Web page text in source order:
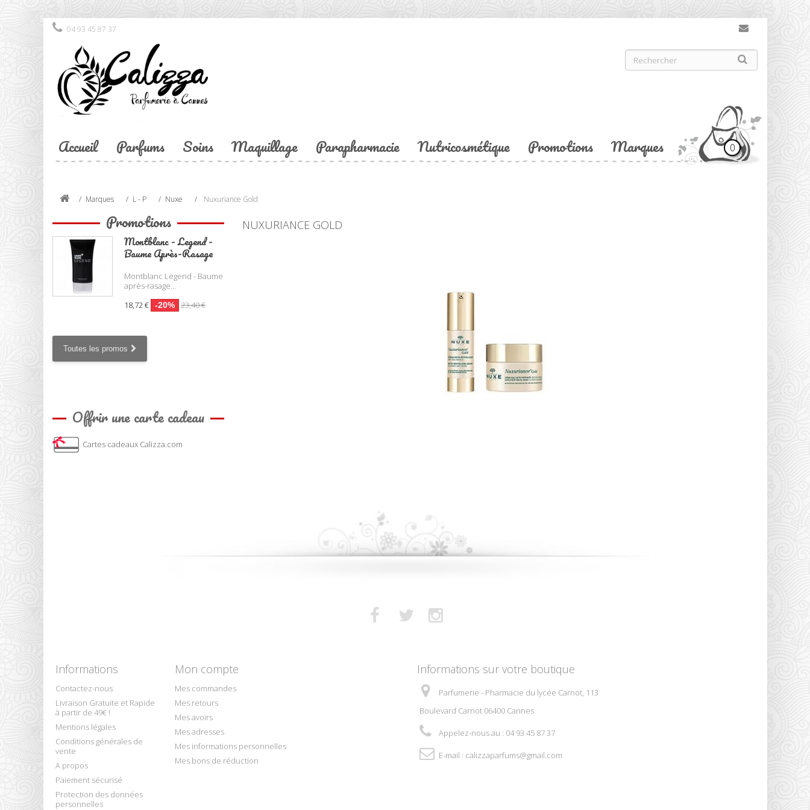
04 93 45 87 37
0
Accueil Parfums Soins Maquillage Parapharmacie Nutricosmétique Promotions Marques
Marques L - P Nuxe Nuxuriance Gold
Promotions
Montblanc - Legend -
Baume Après-Rasage
Montblanc Legend - Baume
après-rasage...
18,72 €
-20% 23,40 €
Toutes les promos
Offrir une carte cadeau
Cartes cadeaux Calizza.com
NUXURIANCE GOLD
Informations
Contactez-nous
Livraison Gratuite et Rapide
à partir de 49€ !
Mentions légales
Conditions générales de
vente
A propos
Paiement sécurisé
Protection des données
personnelles
Mon compte
Mes commandes
Mes retours
Mes avoirs
Mes adresses
Mes informations personnelles
Mes bons de réduction
Informations sur votre boutique
Parfumerie - Pharmacie du lycée Carnot, 113
Boulevard Carnot 06400 Cannes
Appelez-nous au : 04 93 45 87 37
E-mail : calizzaparfums@gmail.com